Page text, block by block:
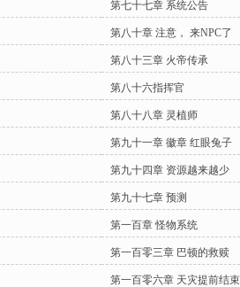
第七十七章 系统公告
第八十章 注意， 来NPC了
第八十三章 火帝传承
第八十六指挥官
第八十八章 灵植师
第九十一章 徽章 红眼兔子
第九十四章 资源越来越少
第九十七章 预测
第一百章 怪物系统
第一百零三章 巴顿的救赎
第一百零六章 天灾提前结束